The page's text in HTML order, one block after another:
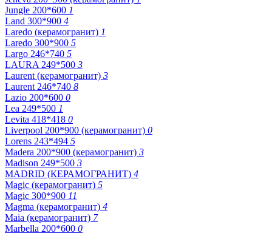
Jungle 200*600 1
Land 300*900 4
Laredo (керамогранит) 1
Laredo 300*900 5
Largo 246*740 5
LAURA 249*500 3
Laurent (керамогранит) 3
Laurent 246*740 8
Lazio 200*600 0
Lea 249*500 1
Levita 418*418 0
Liverpool 200*900 (керамогранит) 0
Lorens 243*494 5
Madera 200*900 (керамогранит) 3
Madison 249*500 3
MADRID (КЕРАМОГРАНИТ) 4
Magic (керамогранит) 5
Magic 300*900 11
Magma (керамогранит) 4
Maia (керамогранит) 7
Marbella 200*600 0